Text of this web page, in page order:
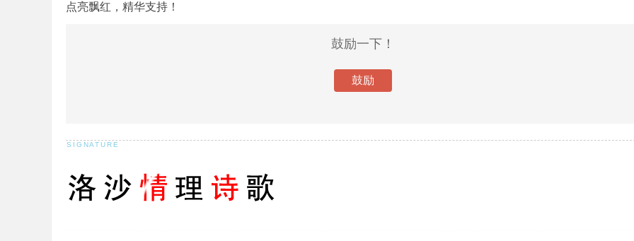
点亮飘红，精华支持！
鼓励一下！
鼓励